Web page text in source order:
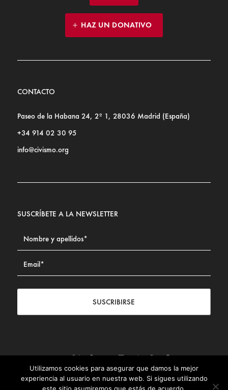
HAZ UN DONATIVO
CONTACTO
Paseo de la Habana 24, 2º 1, 28036 Madrid (España)
+34 914 02 30 95
info@civismo.org
SUSCRÍBETE A LA NEWSLETTER
SUSCRIBIRSE
Contacto | Aviso legal | Política de privacidad | Política de
Cookies
Utilizamos cookies para asegurar que damos la mejor
experiencia al usuario en nuestra web. Si sigues utilizando